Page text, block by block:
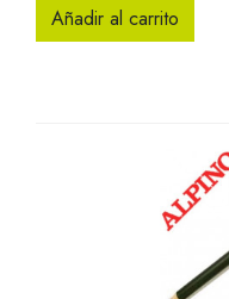
Añadir al carrito